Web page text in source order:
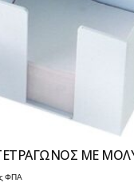
ΜΕ
ΦΠΑ